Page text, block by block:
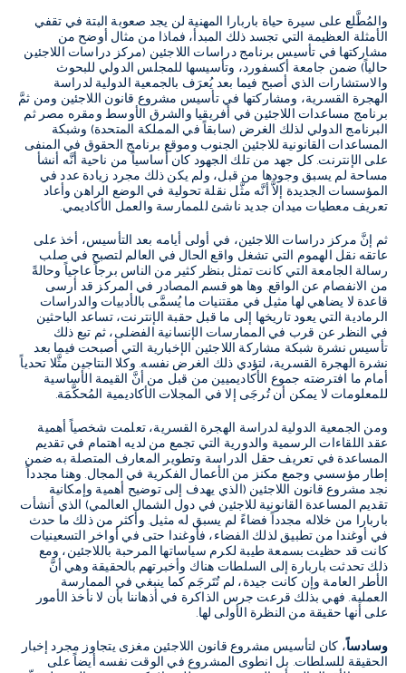
والمُطَّلع على سيرة حياة باربارا المهنية لن يجد صعوبة البتة في تقفي
الأمثلة العظيمة التي تجسد ذلك المبدأ، فماذا من مثال أوضح من
مشاركتها في تأسيس برنامج دراسات اللاجئين (مركز دراسات اللاجئين
حالياً) ضمن جامعة أكسفورد، وتأسيسها للمجلس الدولي للبحوث
والاستشارات الذي أصبح فيما بعد يُعرَف بالجمعية الدولية لدراسة
الهجرة القسرية، ومشاركتها في تأسيس مشروع قانون اللاجئين ومن ثمَّ
برنامج مساعدات اللاجئين في أفريقيا والشرق الأوسط ومقره مصر ثم
البرنامج الدولي لذلك الغرض (سابقاً في المملكة المتحدة) وشبكة
المساعدات القانونية للاجئين الجنوب وموقع برنامج الحقوق في المنفى
على الإنترنت.كل جهد من تلك الجهود كان أساسياً من ناحية أنَّه أنشأ
مساحة لم يسبق وجودها من قبل، ولم يكن ذلك مجرد زيادة عدد في
المؤسسات الجديدة إلاَّ أنَّه مثَّل نقلة تحولية في الوضع الراهن وأعاد
تعريف معطيات ميدان جديد ناشئ للممارسة والعمل الأكاديمي.
ثم إنَّ مركز دراسات اللاجئين، في أولى أيامه بعد التأسيس، أخذ على
عاتقه نقل الهموم التي تشغل واقع الحال في العالم لتصبح في صلب
رسالة الجامعة التي كانت تمثل بنظر كثير من الناس برجاً عاجياً وحالةً
من الانفصام عن الواقع. وها هو قسم المصادر في المركز قد أرسى
قاعدة لا يضاهي لها مثيل في مقتنيات ما يُسمَّى بالأدبيات والدراسات
الرمادية التي يعود تاريخها إلى ما قبل حقبة الإنترنت، تساعد الباحثين
في النظر عن قرب في الممارسات الإنسانية الفضلى، ثم تبع ذلك
تأسيس نشرة شبكة مشاركة اللاجئين الإخبارية التي أصبحت فيما بعد
نشرة الهجرة القسرية، لتؤدي ذلك الغرض نفسه. وكلا النتاجين مثَّلا تحدياً
أمام ما افترضته جموع الأكاديميين من قبل من أنَّ القيمة الأساسية
للمعلومات لا يمكن أن تُرجَى إلا في المجلات الأكاديمية المُحكَّمَة.
ومن الجمعية الدولية لدراسة الهجرة القسرية، تعلمت شخصياً أهمية
عقد اللقاءات الرسمية والدورية التي تجمع من لديه اهتمام في تقديم
المساعدة في تعريف حقل الدراسة وتطوير المعارف المتصلة به ضمن
إطار مؤسسي وجمع مكنز من الأعمال الفكرية في المجال. وهنا مجدداً
نجد مشروع قانون اللاجئين (الذي يهدف إلى توضيح أهمية وإمكانية
تقديم المساعدة القانونية للاجئين في دول الشمال العالمي) الذي أنشأت
باربارا من خلاله مجدداً فضاءً لم يسبق له مثيل. وأكثر من ذلك ما حدث
في أوغندا من تطبيق لذلك الفضاء، فأوغندا حتى في أواخر التسعينيات
كانت قد حظيت بسمعة طيبة لكرم سياساتها المرحبة باللاجئين، ومع
ذلك تحدثت باربارة إلى السلطات هناك وأخبرتهم بالحقيقة وهي أنَّ
الأطر العامة وإن كانت جيدة، لم تُتَرجَم كما ينبغي في الممارسة
العملية. فهي بذلك قرعت جرس الذاكرة في أذهاننا بأن لا نأخذ الأمور
على أنها حقيقة من النظرة الأولى لها.
وسادساً، كان لتأسيس مشروع قانون اللاجئين مغزى يتجاوز مجرد إخبار
الحقيقة للسلطات. بل انطوى المشروع في الوقت نفسه أيضاً على